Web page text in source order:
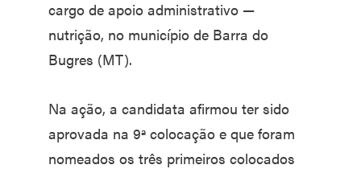
cargo de apoio administrativo —
nutrição, no município de Barra do
Bugres (MT).
Na ação, a candidata afirmou ter sido
aprovada na 9ª colocação e que foram
nomeados os três primeiros colocados